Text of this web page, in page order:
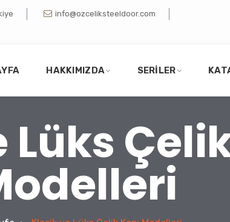
info@ozceliksteeldoor.com
HAKKIMIZDA SERILER